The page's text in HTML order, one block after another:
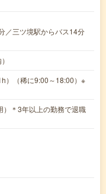
／三ツ境駅からバス14分
）（稀に9:00～18:00）※
）＊3年以上の勤務で退職